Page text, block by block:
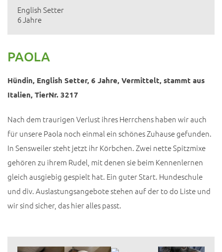
English Setter
6 Jahre
PAOLA
Hündin, English Setter, 6 Jahre, Vermittelt, stammt aus
Italien, TierNr. 3217
Nach dem traurigen Verlust ihres Herrchens haben wir auch
für unsere Paola noch einmal ein schönes Zuhause gefunden.
In Sensweiler steht jetzt ihr Körbchen. Zwei nette Spitzmixe
gehören zu ihrem Rudel, mit denen sie beim Kennenlernen
gleich ausgiebig gespielt hat. Ein guter Start. Hundeschule
und div. Auslastungsangebote stehen auf der to do Liste und
wir sind sicher, das hier alles passt.